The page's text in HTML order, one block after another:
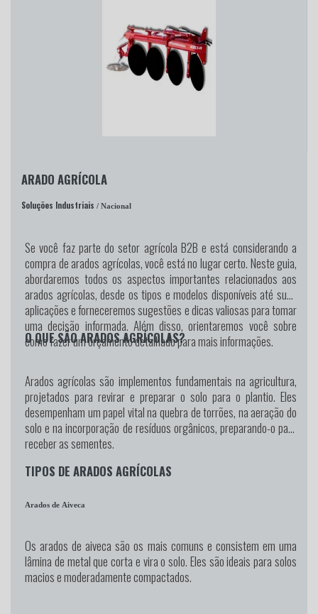
ARADO AGRÍCOLA
Soluções Industriais / Nacional
Se você faz parte do setor agrícola B2B e está considerando a
compra de arados agrícolas, você está no lugar certo. Neste guia,
abordaremos todos os aspectos importantes relacionados aos
arados agrícolas, desde os tipos e modelos disponíveis até suas
aplicações e forneceremos sugestões e dicas valiosas para tomar
uma decisão informada. Além disso, orientaremos você sobre
como fazer um orçamento detalhado para mais informações.
O QUE SÃO ARADOS AGRÍCOLAS?
Arados agrícolas são implementos fundamentais na agricultura,
projetados para revirar e preparar o solo para o plantio. Eles
desempenham um papel vital na quebra de torrões, na aeração do
solo e na incorporação de resíduos orgânicos, preparando-o para
receber as sementes.
TIPOS DE ARADOS AGRÍCOLAS
Arados de Aiveca
Os arados de aiveca são os mais comuns e consistem em uma
lâmina de metal que corta e vira o solo. Eles são ideais para solos
macios e moderadamente compactados.